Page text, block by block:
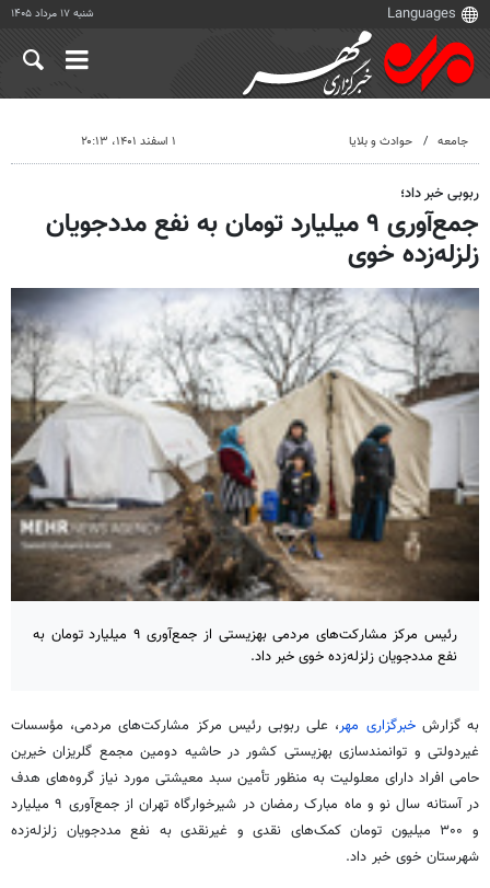
شنبه ۱۷ مرداد ۱۴۰۵
جامعه حوادث و بلایا ۱ اسفند ۱۴۰۱، ۲۰:۱۳
ربوبی خبر داد؛
جمع‌آوری ۹ میلیارد تومان به نفع مددجویان
زلزله‌زده خوی
رئیس مرکز مشارکت‌های مردمی بهزیستی از جمع‌آوری ۹ میلیارد تومان به
نفع مددجویان زلزله‌زده خوی خبر داد.
به گزارشخبرگزاری مهر، علی ربوبی رئیس مرکز مشارکت‌های مردمی، مؤسسات
غیردولتی و توانمندسازی بهزیستی کشور در حاشیه دومین مجمع گلریزان خیرین
حامی افراد دارای معلولیت به منظور تأمین سبد معیشتی مورد نیاز گروه‌های هدف
در آستانه سال نو و ماه مبارک رمضان در شیرخوارگاه تهران از جمع‌آوری ۹ میلیارد
و ۳۰۰ میلیون تومان کمک‌های نقدی و غیرنقدی به نفع مددجویان زلزله‌زده
شهرستان خوی خبر داد.